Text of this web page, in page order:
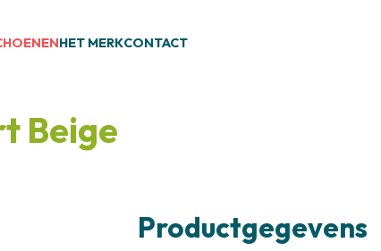
HET MERKCONTACT
Beige
Productgegevens